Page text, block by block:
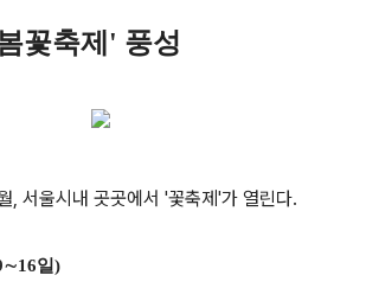
꽃축제' 풍성
, 서울시내 곳곳에서 '꽃축제'가 열린다.
일)